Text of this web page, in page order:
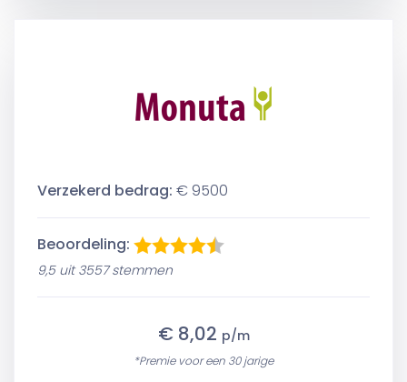
Verzekerd bedrag: € 9500
Beoordeling:
9,5 uit 3557 stemmen
€ 8,02 p/m
*Premie voor een 30 jarige